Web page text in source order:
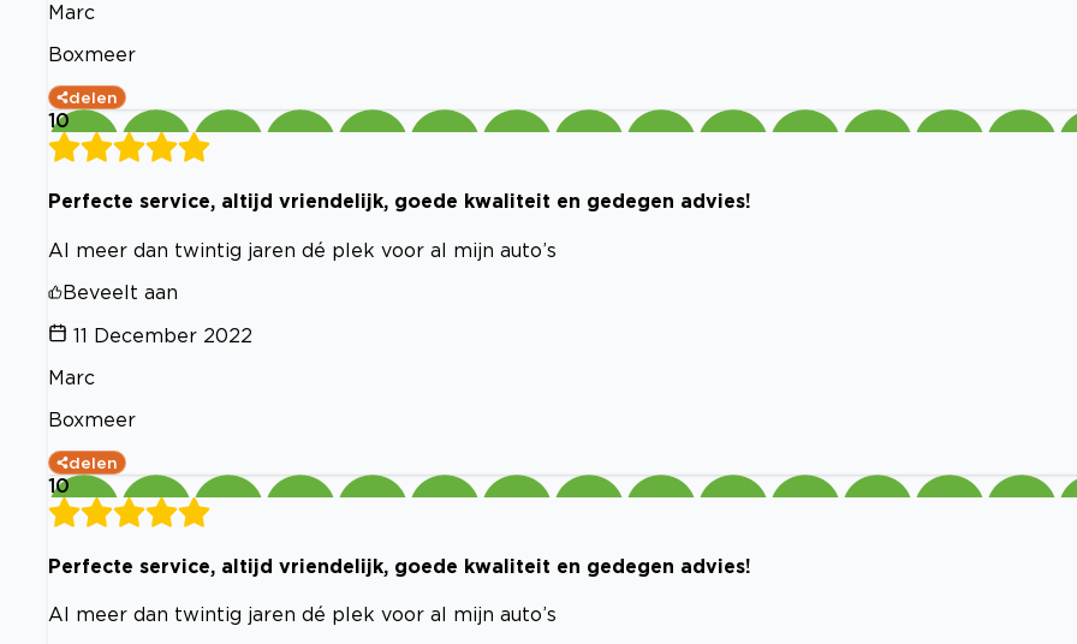
Marc
Boxmeer
delen
10
Perfecte service, altijd vriendelijk, goede kwaliteit en gedegen advies!
Al meer dan twintig jaren dé plek voor al mijn auto’s
Beveelt aan
11 December 2022
Marc
Boxmeer
delen
10
Perfecte service, altijd vriendelijk, goede kwaliteit en gedegen advies!
Al meer dan twintig jaren dé plek voor al mijn auto’s